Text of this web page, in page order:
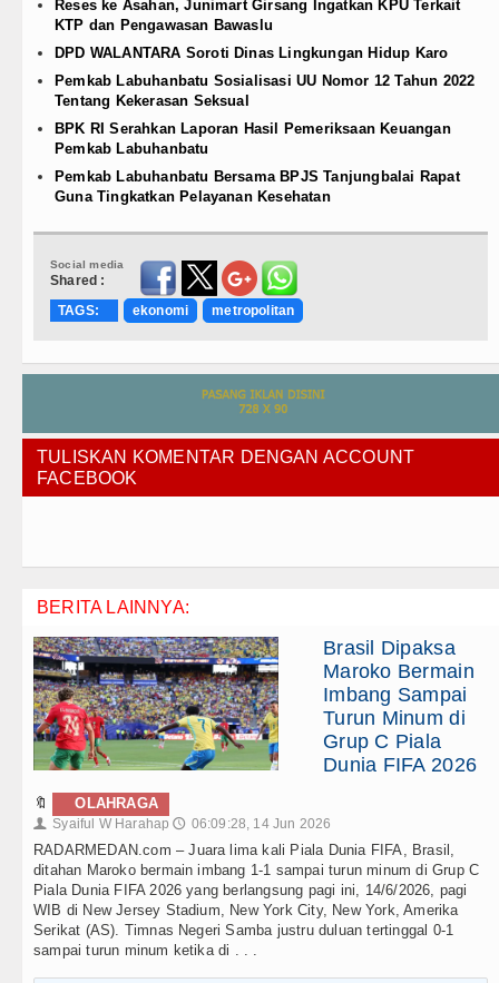
Reses ke Asahan, Junimart Girsang Ingatkan KPU Terkait
KTP dan Pengawasan Bawaslu
DPD WALANTARA Soroti Dinas Lingkungan Hidup Karo
Pemkab Labuhanbatu Sosialisasi UU Nomor 12 Tahun 2022
Tentang Kekerasan Seksual
BPK RI Serahkan Laporan Hasil Pemeriksaan Keuangan
Pemkab Labuhanbatu
Pemkab Labuhanbatu Bersama BPJS Tanjungbalai Rapat
Guna Tingkatkan Pelayanan Kesehatan
Social media
Shared :
TAGS:
ekonomi metropolitan
TULISKAN KOMENTAR DENGAN ACCOUNT
FACEBOOK
BERITA LAINNYA:
Brasil Dipaksa
Maroko Bermain
Imbang Sampai
Turun Minum di
Grup C Piala
Dunia FIFA 2026
🔖 OLAHRAGA
👤 Syaiful W Harahap 🕔 06:09:28, 14 Jun 2026
RADARMEDAN.com – Juara lima kali Piala Dunia FIFA, Brasil,
ditahan Maroko bermain imbang 1-1 sampai turun minum di Grup C
Piala Dunia FIFA 2026 yang berlangsung pagi ini, 14/6/2026, pagi
WIB di New Jersey Stadium, New York City, New York, Amerika
Serikat (AS). Timnas Negeri Samba justru duluan tertinggal 0-1
sampai turun minum ketika di . . .